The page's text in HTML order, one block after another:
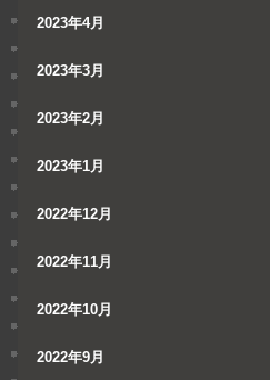
2023年4月
2023年3月
2023年2月
2023年1月
2022年12月
2022年11月
2022年10月
2022年9月